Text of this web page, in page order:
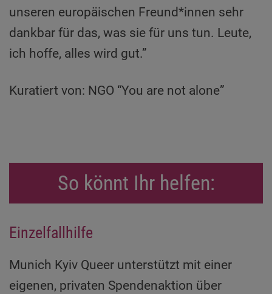
unseren europäischen Freund*innen sehr
dankbar für das, was sie für uns tun. Leute,
ich hoffe, alles wird gut.”
Kuratiert von: NGO “You are not alone”
So könnt Ihr helfen:
Einzelfallhilfe
Munich Kyiv Queer unterstützt mit einer
eigenen, privaten Spendenaktion über